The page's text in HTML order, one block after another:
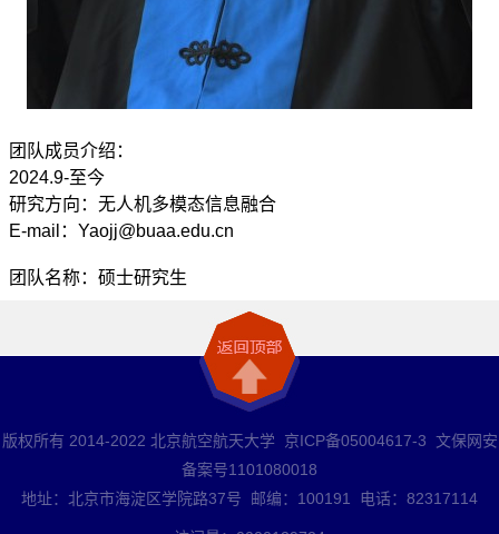
团队成员介绍：
2024.9-至今
研究方向：无人机多模态信息融合
E-mail：Yaojj@buaa.edu.cn
团队名称：硕士研究生
版权所有 2014-2022 北京航空航天大学 京ICP备05004617-3 文保网安
备案号1101080018
地址：北京市海淀区学院路37号 邮编：100191 电话：82317114